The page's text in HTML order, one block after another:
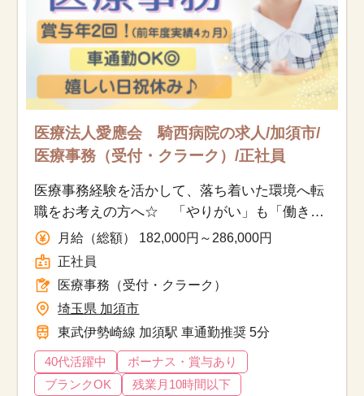
医療法人愛應会 騎西病院の求人/加須市/
医療事務（受付・クラーク）/正社員
医療事務経験を活かして、落ち着いた環境へ転
職をお考えの方へ☆ 「やりがい」も「働きや
すさ」も、どちらも手に入る職場です♪
月給（総額） 182,000円～286,000円
正社員
医療事務（受付・クラーク）
埼玉県 加須市
東武伊勢崎線 加須駅 車通勤推奨 5分
40代活躍中
ボーナス・賞与あり
ブランクOK
残業月10時間以下